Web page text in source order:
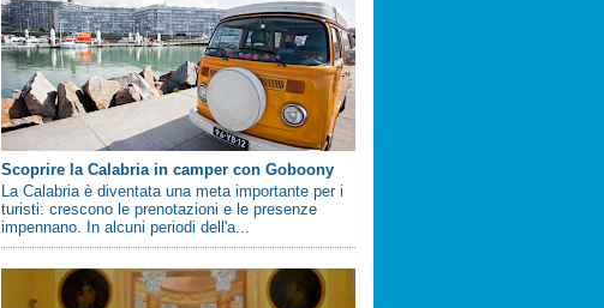
Scoprire la Calabria in camper con Goboony
La Calabria è diventata una meta importante per i
turisti: crescono le prenotazioni e le presenze
impennano. In alcuni periodi dell'a...